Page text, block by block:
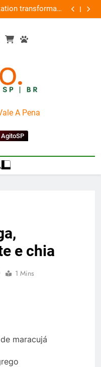
transformam
gamer gratuita
Busch
A Pena
e chia
1 Mins
maracujá